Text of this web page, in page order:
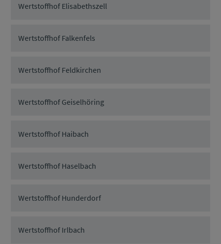
Wertstoffhof Elisabethszell
Wertstoffhof Falkenfels
Wertstoffhof Feldkirchen
Wertstoffhof Geiselhöring
Wertstoffhof Haibach
Wertstoffhof Haselbach
Wertstoffhof Hunderdorf
Wertstoffhof Irlbach